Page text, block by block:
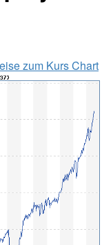
zum Kurs Chart